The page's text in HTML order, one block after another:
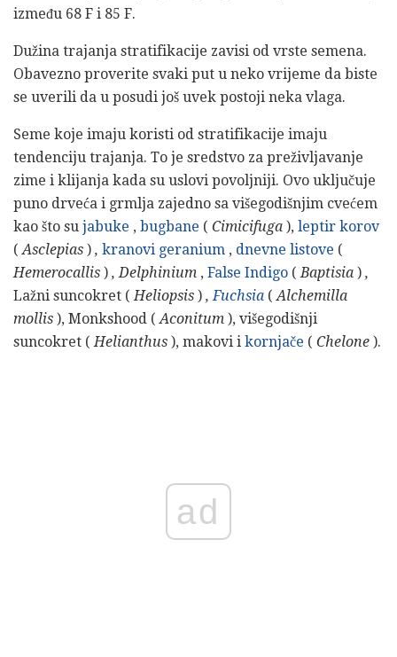
između 68 F i 85 F.
Dužina trajanja stratifikacije zavisi od vrste semena.
Obavezno proverite svaki put u neko vrijeme da biste
se uverili da u posudi još uvek postoji neka vlaga.
Seme koje imaju koristi od stratifikacije imaju
tendenciju trajanja. To je sredstvo za preživljavanje
zime i klijanja kada su uslovi povoljniji. Ovo uključuje
puno drveća i grmlja zajedno sa višegodišnjim cvećem
kao što su jabuke , bugbane ( Cimicifuga ), leptir korov
( Asclepias ) , kranovi geranium , dnevne listove (
Hemerocallis ) , Delphinium , False Indigo ( Baptisia ) ,
Lažni suncokret ( Heliopsis ) , Fuchsia ( Alchemilla
mollis ), Monkshood ( Aconitum ), višegodišnji
suncokret ( Helianthus ), makovi i kornjače ( Chelone ).
ad